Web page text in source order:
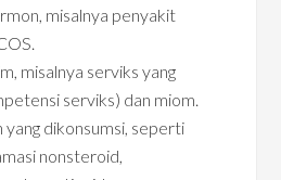
misalnya penyakit
misalnya serviks yang
serviks) dan miom.
dikonsumsi, seperti
nonsteroid,